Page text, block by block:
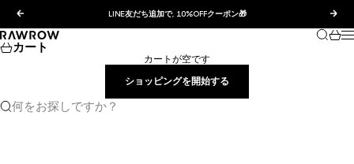
前へ LINE友だち追加で, 10%OFFクーポン🎁
次へ
RAWROW JAPAN
検索カー
カート
カートが空です
ショッピングを開始する
何をお探しですか？